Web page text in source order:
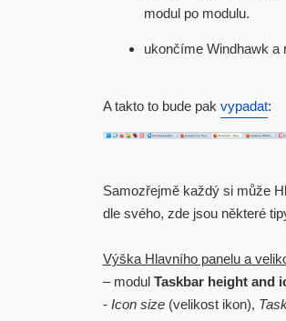
modul po modulu.
ukončíme Windhawk a
A takto to bude pak vypadat:
Samozřejmě každý si může
dle svého, zde jsou některé
Výška Hlavního panelu a
– modul Taskbar height and
- Icon size(velikost ikon),